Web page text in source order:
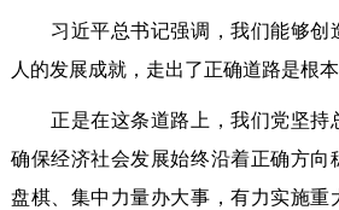
习近平总书记强调，我们能够创
人的发展成就，走出了正确道路是根本
正是在这条道路上，我们党坚持
确保经济社会发展始终沿着正确方向
盘棋、集中力量办大事，有力实施重